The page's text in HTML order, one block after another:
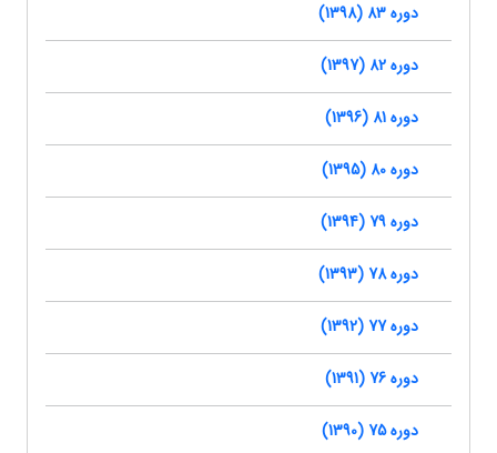
دوره 83 (1398)
دوره 82 (1397)
دوره 81 (1396)
دوره 80 (1395)
دوره 79 (1394)
دوره 78 (1393)
دوره 77 (1392)
دوره 76 (1391)
دوره 75 (1390)